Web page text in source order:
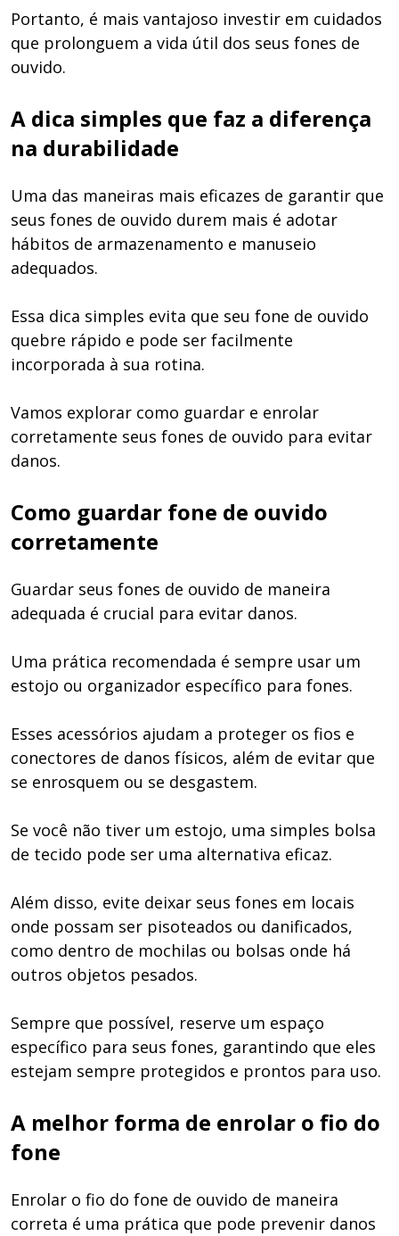
Portanto, é mais vantajoso investir em cuidados
que prolonguem a vida útil dos seus fones de
ouvido.
A dica simples que faz a diferença
na durabilidade
Uma das maneiras mais eficazes de garantir que
seus fones de ouvido durem mais é adotar
hábitos de armazenamento e manuseio
adequados.
Essa dica simples evita que seu fone de ouvido
quebre rápido e pode ser facilmente
incorporada à sua rotina.
Vamos explorar como guardar e enrolar
corretamente seus fones de ouvido para evitar
danos.
Como guardar fone de ouvido
corretamente
Guardar seus fones de ouvido de maneira
adequada é crucial para evitar danos.
Uma prática recomendada é sempre usar um
estojo ou organizador específico para fones.
Esses acessórios ajudam a proteger os fios e
conectores de danos físicos, além de evitar que
se enrosquem ou se desgastem.
Se você não tiver um estojo, uma simples bolsa
de tecido pode ser uma alternativa eficaz.
Além disso, evite deixar seus fones em locais
onde possam ser pisoteados ou danificados,
como dentro de mochilas ou bolsas onde há
outros objetos pesados.
Sempre que possível, reserve um espaço
específico para seus fones, garantindo que eles
estejam sempre protegidos e prontos para uso.
A melhor forma de enrolar o fio do
fone
Enrolar o fio do fone de ouvido de maneira
correta é uma prática que pode prevenir danos